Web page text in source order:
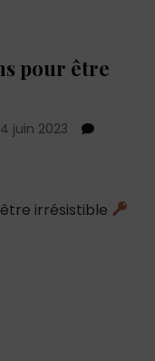
pour être
juin 2023
irrésistible